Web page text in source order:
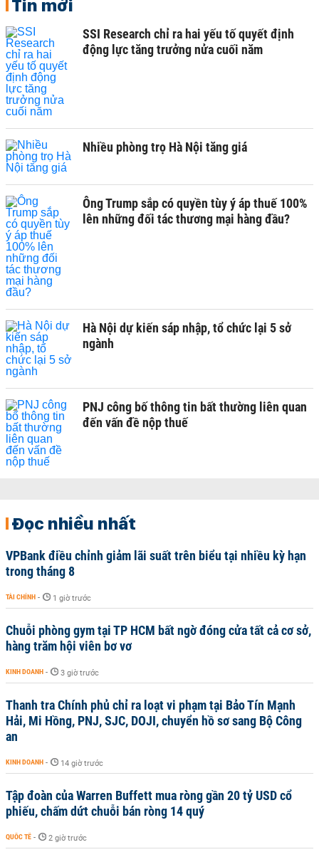
Tin mới
SSI Research chỉ ra hai yếu tố quyết định
động lực tăng trưởng nửa cuối năm
Nhiều phòng trọ Hà Nội tăng giá
Ông Trump sắp có quyền tùy ý áp thuế 100%
lên những đối tác thương mại hàng đầu?
Hà Nội dự kiến sáp nhập, tổ chức lại 5 sở
ngành
PNJ công bố thông tin bất thường liên quan
đến vấn đề nộp thuế
Đọc nhiều nhất
VPBank điều chỉnh giảm lãi suất trên biểu tại nhiều kỳ hạn
trong tháng 8
TÀI CHÍNH - 1 giờ trước
Chuỗi phòng gym tại TP HCM bất ngờ đóng cửa tất cả cơ sở,
hàng trăm hội viên bơ vơ
KINH DOANH - 3 giờ trước
Thanh tra Chính phủ chỉ ra loạt vi phạm tại Bảo Tín Mạnh
Hải, Mi Hồng, PNJ, SJC, DOJI, chuyển hồ sơ sang Bộ Công
an
KINH DOANH - 14 giờ trước
Tập đoàn của Warren Buffett mua ròng gần 20 tỷ USD cổ
phiếu, chấm dứt chuỗi bán ròng 14 quý
QUỐC TẾ - 2 giờ trước